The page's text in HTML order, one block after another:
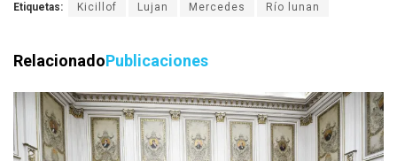
Etiquetas: Kicillof Lujan Mercedes Río lunan
RelacionadoPublicaciones